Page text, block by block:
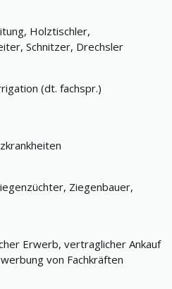
Holztischler,
Schnitzer, Drechsler
(dt. fachspr.)
Ziegenbauer,
Erwerb, vertraglicher Ankauf
von Fachkräften